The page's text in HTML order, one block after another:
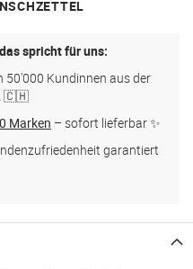
spricht für uns:
50'000 Kundinnen aus der
🇨🇭
Marken – sofort lieferbar ✨
garantiert